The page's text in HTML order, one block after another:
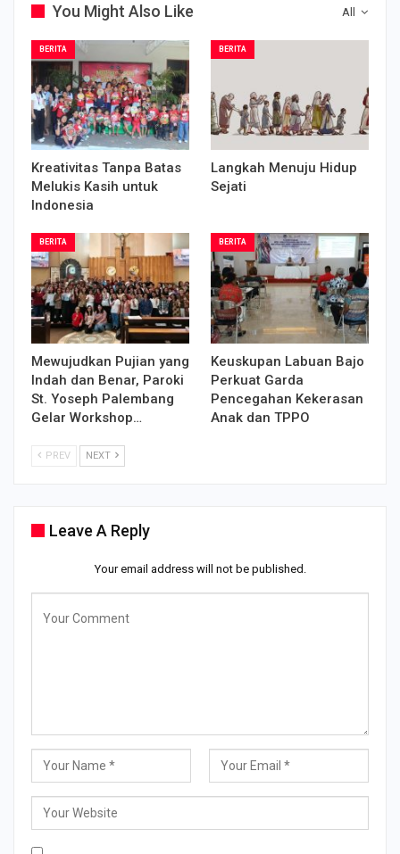
All
You Might Also Like
BERITA
Kreativitas Tanpa Batas
Melukis Kasih untuk
Indonesia
BERITA
Langkah Menuju Hidup
Sejati
BERITA
Mewujudkan Pujian yang
Indah dan Benar, Paroki
St. Yoseph Palembang
Gelar Workshop…
BERITA
Keuskupan Labuan Bajo
Perkuat Garda
Pencegahan Kekerasan
Anak dan TPPO
PREV NEXT
Leave A Reply
Your email address will not be published.